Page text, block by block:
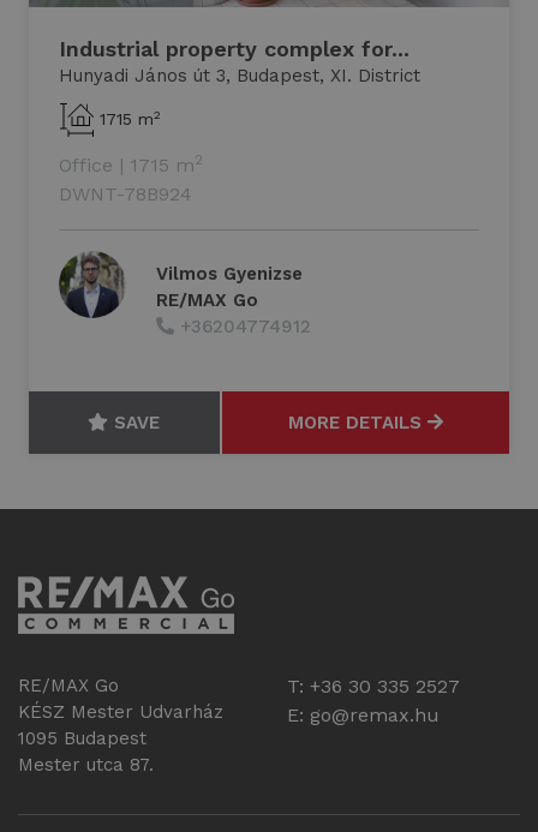
Industrial property complex for...
Hunyadi János út 3, Budapest, XI. District
1715 m2
Office | 1715 m2
DWNT-78B924
Vilmos Gyenizse
RE/MAX Go
+36204774912
SAVE MORE DETAILS
RE/MAX Go
KÉSZ Mester Udvarház
1095 Budapest
Mester utca 87.
T: +36 30 335 2527
E: go@remax.hu